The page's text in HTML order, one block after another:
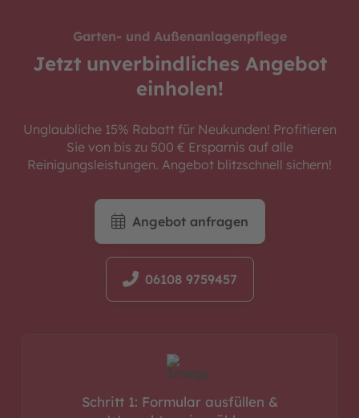
Garten- und Außenanlagenpflege
Jetzt unverbindliches Angebot
einholen!
Unglaubliche 15% Rabatt für Neukunden! Profitieren
Sie von bis zu 500 € Ersparnis auf alle
Reinigungsleistungen. Angebot blitzschnell sichern!
Angebot anfragen
06108 9759457
Schritt 1: Formular ausfüllen &